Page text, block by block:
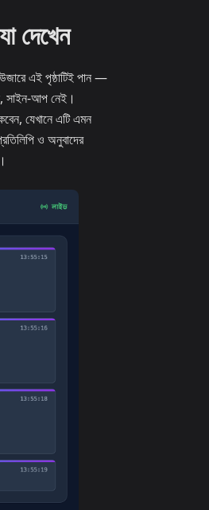
দেখেন
এই পৃষ্ঠাটিই পান —
সাইন-আপ নেই।
যেখানে এটি এমন
ও অনুবাদের